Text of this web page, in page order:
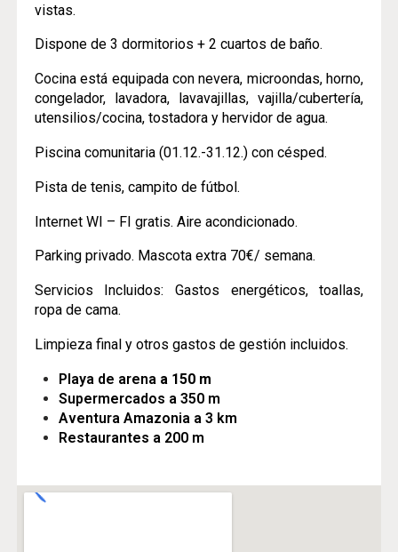
vistas.
Dispone de 3 dormitorios + 2 cuartos de baño.
Cocina está equipada con nevera, microondas, horno,
congelador, lavadora, lavavajillas, vajilla/cubertería,
utensilios/cocina, tostadora y hervidor de agua.
Piscina comunitaria (01.12.-31.12.) con césped.
Pista de tenis, campito de fútbol.
Internet WI – FI gratis. Aire acondicionado.
Parking privado. Mascota extra 70€/ semana.
Servicios Incluidos: Gastos energéticos, toallas,
ropa de cama.
Limpieza final y otros gastos de gestión incluidos.
Playa de arena a 150 m
Supermercados a 350 m
Aventura Amazonia a 3 km
Restaurantes a 200 m